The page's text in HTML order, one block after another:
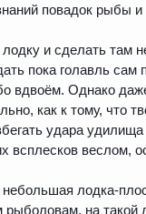
повадок рыбы и
и сделать там
пока голавль сам
вдвоём. Однако
как к тому, что
удара
всплесков веслом,
лодка-
рыболовам, на такой